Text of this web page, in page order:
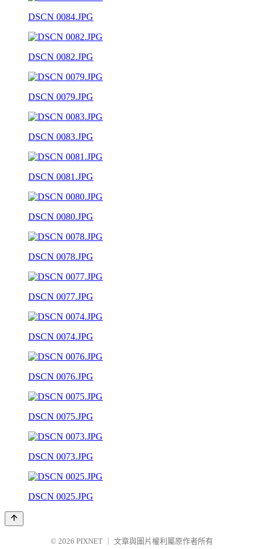
DSCN 0084.JPG
DSCN 0082.JPG
DSCN 0079.JPG
DSCN 0083.JPG
DSCN 0081.JPG
DSCN 0080.JPG
DSCN 0078.JPG
DSCN 0077.JPG
DSCN 0074.JPG
DSCN 0076.JPG
DSCN 0075.JPG
DSCN 0073.JPG
DSCN 0025.JPG
© 2026 PIXNET
文章與圖片權利屬原作者所有